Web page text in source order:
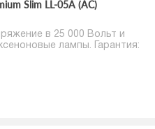
Slim LL-05A (AC)
в 25 000 Вольт и
лампы. Гарантия: